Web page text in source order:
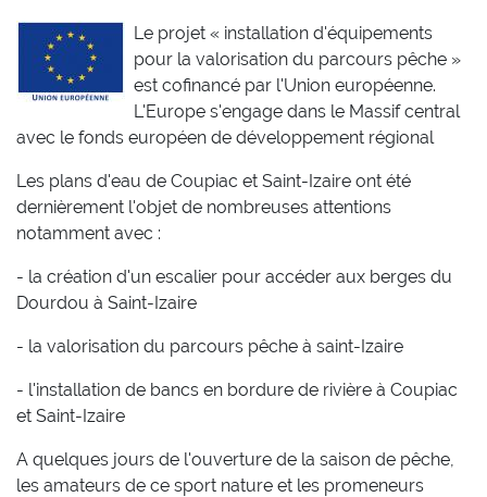
Le projet « installation d'équipements
pour la valorisation du parcours pêche »
est cofinancé par l'Union européenne.
L'Europe s'engage dans le Massif central
avec le fonds européen de développement régional
Les plans d'eau de Coupiac et Saint-Izaire ont été
dernièrement l'objet de nombreuses attentions
notamment avec :
- la création d'un escalier pour accéder aux berges du
Dourdou à Saint-Izaire
- la valorisation du parcours pêche à saint-Izaire
- l'installation de bancs en bordure de rivière à Coupiac
et Saint-Izaire
A quelques jours de l'ouverture de la saison de pêche,
les amateurs de ce sport nature et les promeneurs